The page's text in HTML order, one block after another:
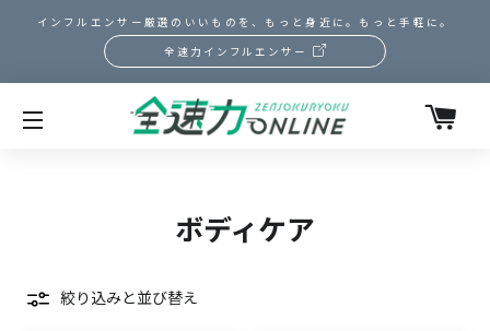
インフルエンサー厳選のいいものを、もっと身近に。もっと手軽に。
全速力インフルエンサー
ボディケア
絞り込みと並び替え